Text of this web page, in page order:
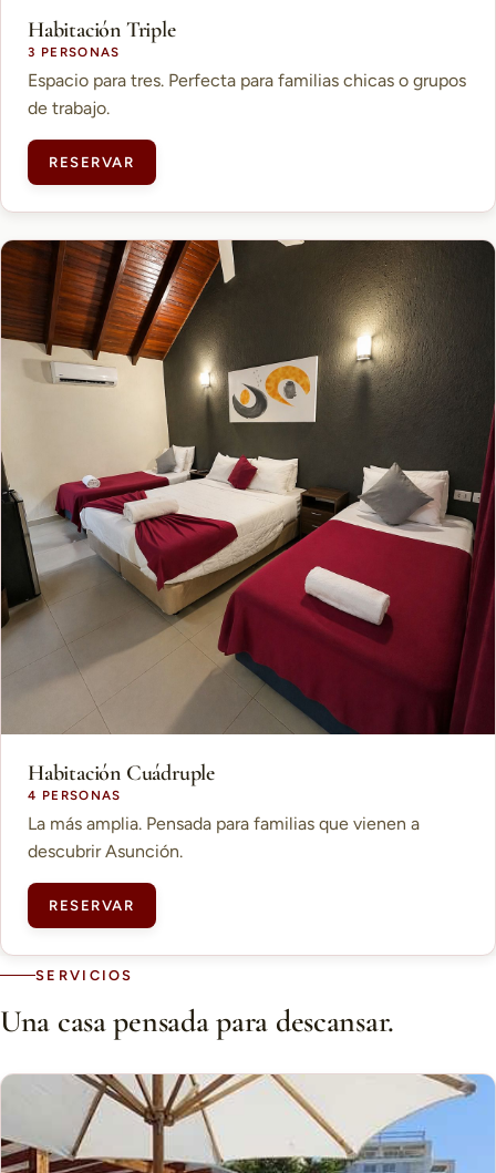
Habitación Triple
3 PERSONAS
Espacio para tres. Perfecta para familias chicas o grupos
de trabajo.
RESERVAR
Habitación Cuádruple
4 PERSONAS
La más amplia. Pensada para familias que vienen a
descubrir Asunción.
RESERVAR
SERVICIOS
Una casa pensada para descansar.